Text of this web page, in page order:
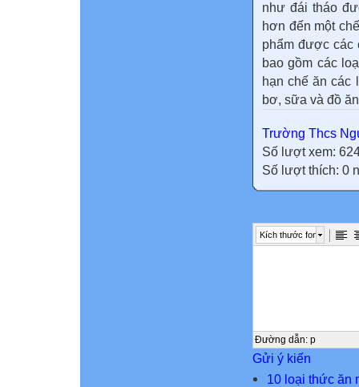
như đái tháo
hơn đến một
phẩm được các
bao gồm các
hạn chế ăn các
bơ, sữa và đồ
Trường Thcs
Số lượt xem:
Số lượt thích: 0
Kích thước font
Đường dẫn: p
Gửi ý kiến
10 loại thức ăn